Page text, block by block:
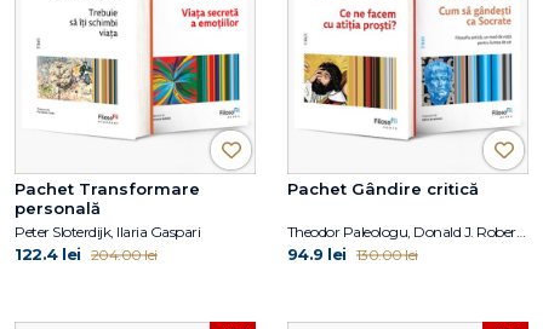
Pachet Transformare
personală
Peter Sloterdijk, Ilaria Gaspari
122.4 lei 204.00 lei
Pachet Gândire critică
Theodor Paleologu, Donald J. Robertson
94.9 lei 130.00 lei